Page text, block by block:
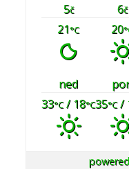
5č 6č
21°C 20
ned
33°C/ 18°C35°C/